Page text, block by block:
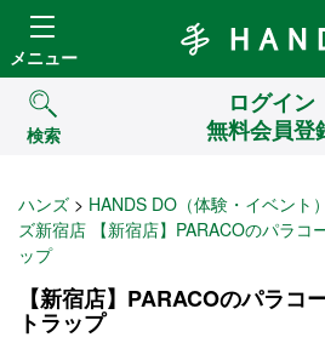
メニュー
検索
ログイン
無料会員登
ハンズ HANDS DO（体験・イベント）
ズ新宿店 【新宿店】PARACOのパラコ
ップ
【新宿店】PARACOのパラコ
トラップ